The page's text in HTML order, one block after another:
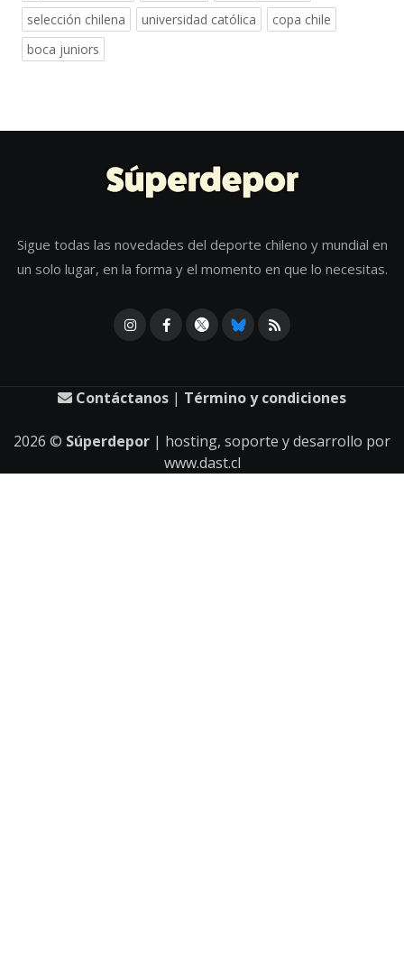
selección chilena
universidad católica
copa chile
boca juniors
Sigue todas las novedades del deporte chileno y mundial en
un solo lugar, en la forma y el momento en que lo necesitas.
Contáctanos | Término y condiciones
2026 © Súperdepor | hosting, soporte y desarrollo por
www.dast.cl